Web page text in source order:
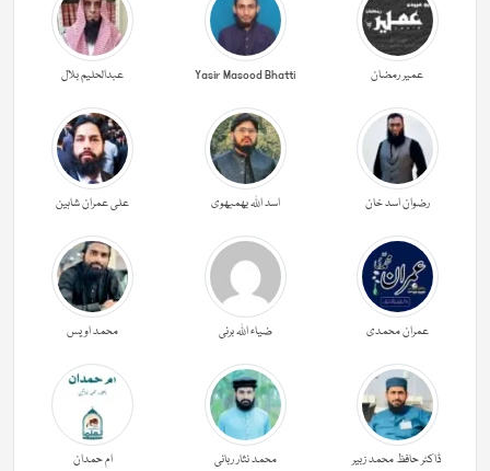
عمیر رمضان Yasir Masood Bhatti عبدالحليم بلال
رضوان اسد خان اسد اللہ بھمبھوی علی عمران شاہین
عمران محمدی ضیاء اللہ برنی محمد اویس
ڈاکٹر حافظ محمد زبیر محمد نثار ربانی ام حمدان